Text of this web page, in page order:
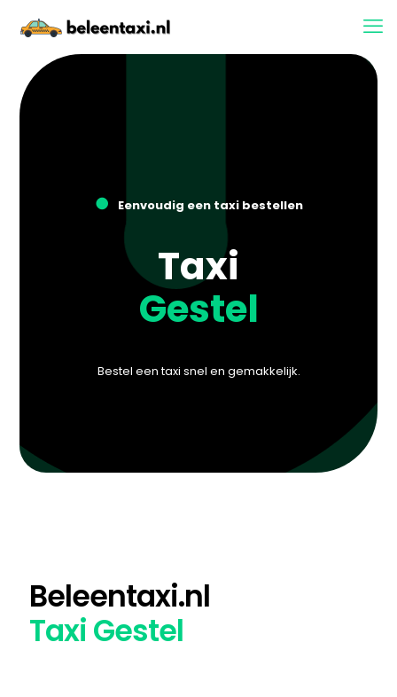
● Eenvoudig een taxi bestellen
Taxi
Gestel
Bestel een taxi snel en gemakkelijk.
Beleentaxi.nl
Taxi Gestel